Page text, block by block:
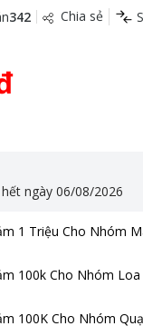
342 Chia sẻ
ngày 06/08/2026
1 Triệu Cho Nhóm
100k Cho Nhóm
100K Cho Nhóm